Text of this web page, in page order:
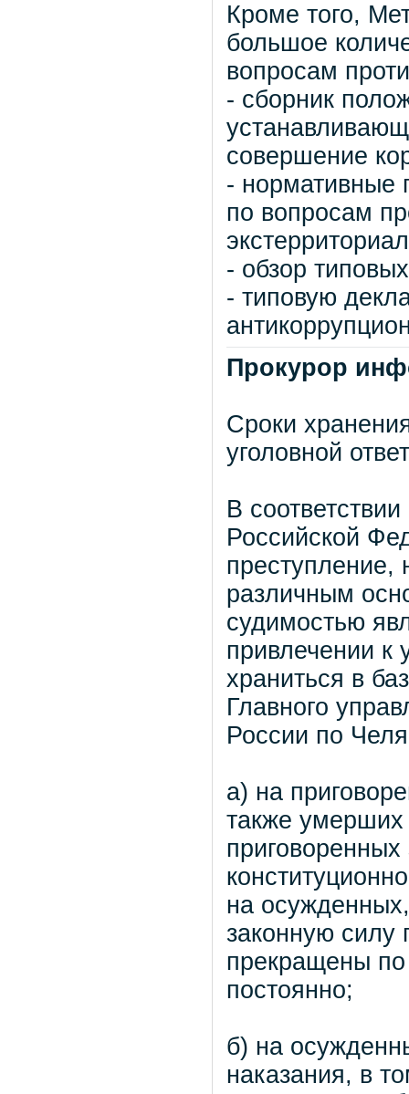
Кроме того,
большое
вопросам
- сборник
совершение
- нормативные
по вопросам
- обзор
- типовую
Прокурор
Сроки
уголовной
В
Российской
преступление,
различным
судимостью
привлечении к
храниться в
Главного
России по
а) на
также
на
законную силу
прекращены
постоянно;
б) на
наказания, в